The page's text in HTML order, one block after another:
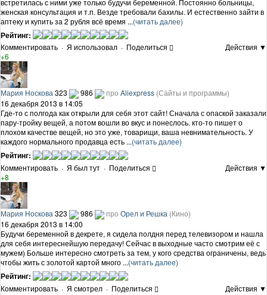
женская консультация и т.п. Везде требовали бахилы. И естественно зайти в
аптеку и купить за 2 рубля всё время ...(читать далее)
Рейтинг:
Комментировать · Я использовал · Поделиться
Действия ▼
+6
Мария Носкова 323 986 про Aliexpress (Сайты и программы)
16 декабря 2013 в 14:05
Где-то с полгода как открыли для себя этот сайт! Сначала с опаской заказали
пару-тройку вещей, а потом вошли во вкус и понеслось. кто-то пишет о
плохом качестве вещей, но это уже, товарищи, ваша невнимательность. У
каждого нормального продавца есть ...(читать далее)
Рейтинг:
Комментировать · Я был тут · Поделиться
Действия ▼
+8
Мария Носкова 323 986 про Орел и Решка (Кино)
16 декабря 2013 в 14:00
Будучи беременной в декрете, я сидела полдня перед телевизором и нашла
для себя интереснейшую передачу! Сейчас в выходные часто смотрим её с
мужем) Больше интересно смотреть за тем, у кого средства ограничены, ведь
чтобы жить с золотой картой много ...(читать далее)
Рейтинг:
Комментировать · Я смотрел · Поделиться
Действия ▼